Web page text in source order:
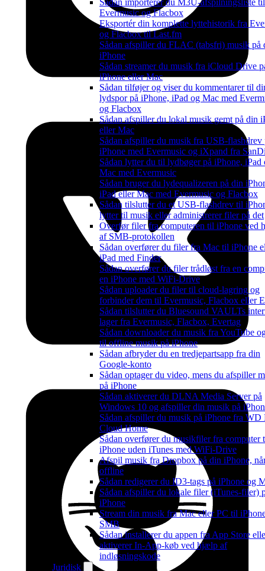
Sådan importerer du M3U-afspilningsliste til
Evermusic og Flacbox
Eksportér din komplette lyttehistorik fra
og Flacbox til Last.fm
Sådan afspiller du FLAC (tabsfri) musik på
iPhone
Sådan streamer du musik fra iCloud Drive
iPhone eller Mac
Sådan tilføjer og viser du kommentarer til
lydspor på iPhone, iPad og Mac med
og Flacbox
Sådan afspiller du lokal musik gemt på din
eller Mac
Sådan afspiller du musik fra USB-flashdrev
iPhone med Evermusic og iXpand fra
Sådan lytter du til lydbøger på iPhone, iPad
Mac med Evermusic
Sådan bruger du lydequalizeren på din
iPad eller Mac med Evermusic og Flacbox
Sådan tilslutter du et USB-flashdrev til
lytter til musik eller administrerer filer på det
Overfør filer fra computeren til iPhone ved
af SMB-protokollen
Sådan overfører du filer fra Mac til iPhone
iPad med Finder
Sådan overfører du filer trådløst fra en
en iPhone med WiFi-Drive
Sådan uploader du filer til cloud-lagring og
forbinder dem til Evermusic, Flacbox eller
Sådan tilslutter du Bluesound VAULTs
lager fra Evermusic, Flacbox, Evertag
Sådan downloader du musik fra YouTube
til offline musik på iPhone
Sådan afbryder du en tredjepartsapp fra din
Google-konto
Sådan optager du video, mens du afspiller
på iPhone
Sådan aktiverer du DLNA Media Server på
Windows 10 og afspiller din musik på
Sådan afspiller du musik på iPhone fra WD
Cloud Home
Sådan overfører du musikfiler fra computer
iPhone uden iTunes med WiFi-Drive
Afspil musik fra Dropbox på din iPhone,
offline
Sådan redigerer du ID3-tags på iPhone og
Sådan afspiller du lokale filer (iTunes-filer)
iPhone
Stream din musik fra Mac eller PC til
SMB
Sådan installerer du appen fra App Store
aktiverer In-App-køb ved hjælp af
indløsningskode
Juridisk